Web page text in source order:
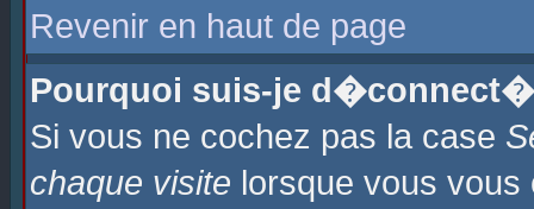
Revenir en haut de page
Pourquoi suis-je
Si vous ne cochez pas la case
chaque visite lorsque vous